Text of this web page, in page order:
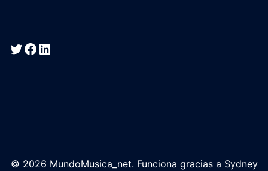
Twitter
Facebook
LinkedIn
© 2026 MundoMusica_net. Funciona gracias a Sydney